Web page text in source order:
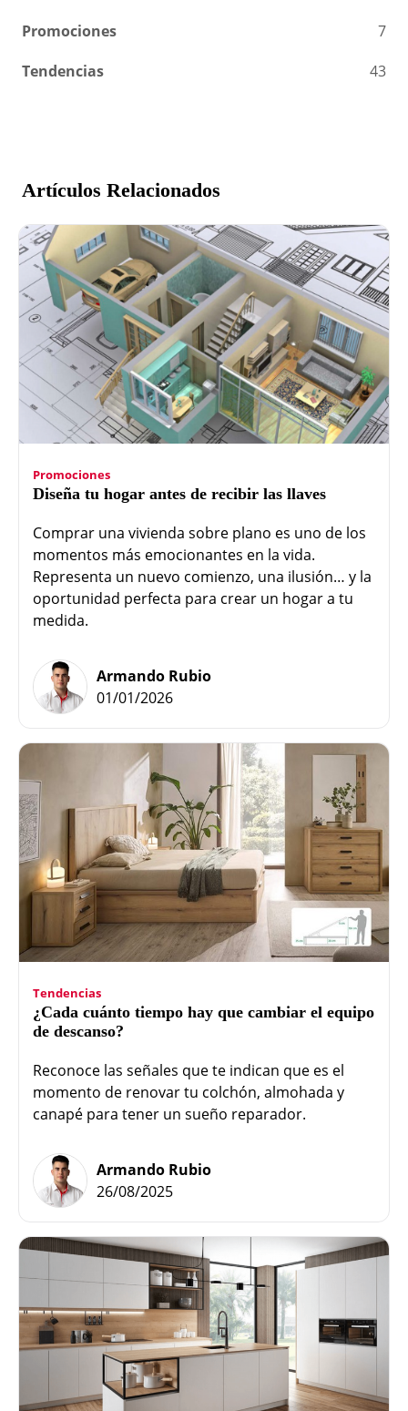
Promociones
7
Tendencias
43
Artículos Relacionados
Promociones
Diseña tu hogar antes de recibir las llaves
Comprar una vivienda sobre plano es uno de los
momentos más emocionantes en la vida.
Representa un nuevo comienzo, una ilusión… y la
oportunidad perfecta para crear un hogar a tu
medida.
Armando Rubio
01/01/2026
Tendencias
¿Cada cuánto tiempo hay que cambiar el equipo
de descanso?
Reconoce las señales que te indican que es el
momento de renovar tu colchón, almohada y
canapé para tener un sueño reparador.
Armando Rubio
26/08/2025